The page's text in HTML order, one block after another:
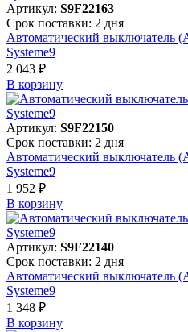
Артикул: S9F22163
Срок поставки: 2 дня
Автоматический выключатель
Systeme9
2 043 ₽
В корзинy
Артикул: S9F22150
Срок поставки: 2 дня
Автоматический выключатель
Systeme9
1 952 ₽
В корзинy
Артикул: S9F22140
Срок поставки: 2 дня
Автоматический выключатель
Systeme9
1 348 ₽
В корзинy